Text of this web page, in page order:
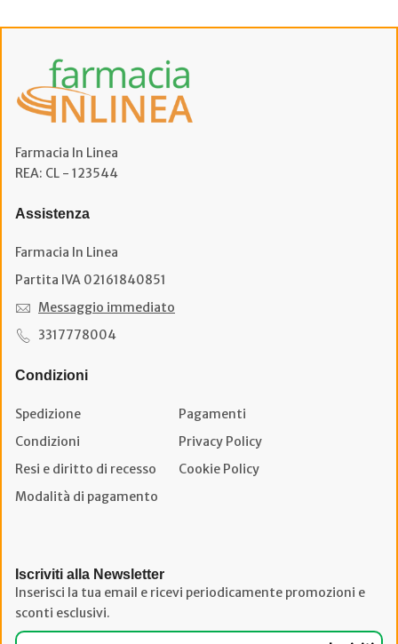
Farmacia In Linea
REA: CL - 123544
Assistenza
Farmacia In Linea
Partita IVA 02161840851
Messaggio immediato
3317778004
Condizioni
Spedizione
Pagamenti
Condizioni
Privacy Policy
Resi e diritto di recesso
Cookie Policy
Modalità di pagamento
Iscriviti alla Newsletter
Inserisci la tua email e ricevi periodicamente promozioni e
sconti esclusivi.